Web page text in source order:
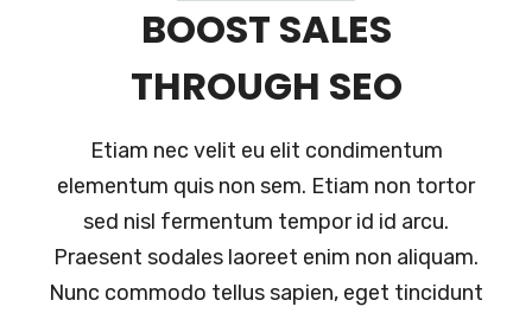
BOOST SALES
THROUGH SEO
Etiam nec velit eu elit condimentum
elementum quis non sem. Etiam non tortor
sed nisl fermentum tempor id id arcu.
Praesent sodales laoreet enim non aliquam.
Nunc commodo tellus sapien, eget tincidunt